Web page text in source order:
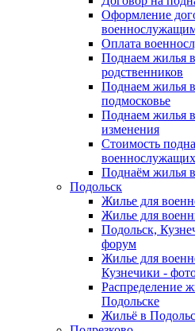
Оформление
Оплата
Поднаем жилья
родственников
Поднаем жилья
подмосковье
Поднаем жилья
изменения
Стоимость
военнослужащих
Поднаём жилья
Подольск
Жилье для
Жилье для
Подольск,
форум
Жилье для
Кузнечики -
Распределение
Подольске
Жильё в